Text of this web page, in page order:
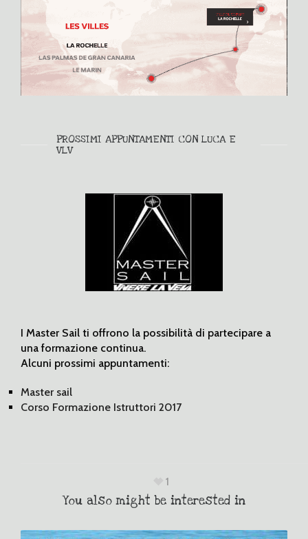
PROSSIMI APPUNTAMENTI CON LUCA E
VLV
I Master Sail ti offrono la possibilità di partecipare a
una formazione continua.
Alcuni prossimi appuntamenti:
Master sail
Corso Formazione Istruttori 2017
1
You also might be interested in